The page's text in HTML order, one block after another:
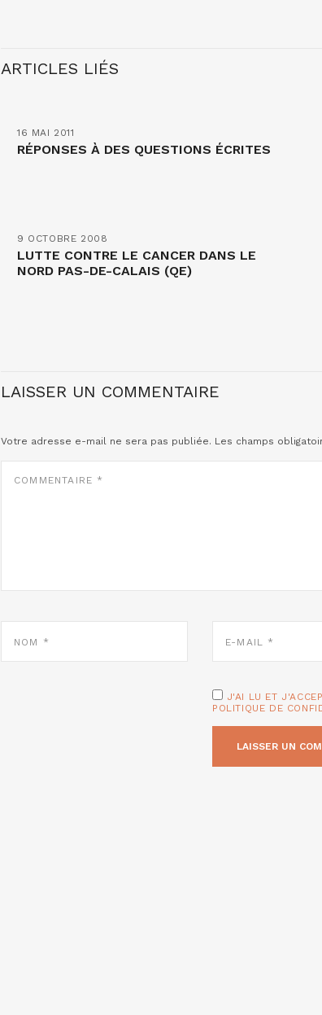
ARTICLES LIÉS
16 MAI 2011
RÉPONSES À DES QUESTIONS ÉCRITES
9 OCTOBRE 2008
LUTTE CONTRE LE CANCER DANS LE
NORD PAS-DE-CALAIS (QE)
LAISSER UN COMMENTAIRE
Votre adresse e-mail ne sera pas publiée. Les champs
MAIL
J'AI LU ET
POLITIQUE DE